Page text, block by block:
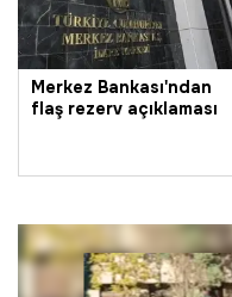
Merkez Bankası'ndan
flaş rezerv açıklaması